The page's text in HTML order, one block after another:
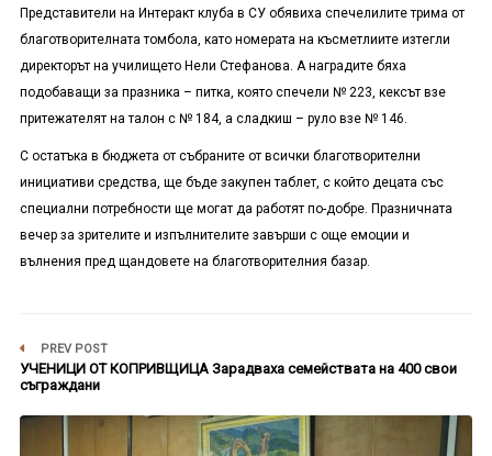
Представители на Интеракт клуба в СУ обявиха спечелилите трима от
благотворителната томбола, като номерата на късметлиите изтегли
директорът на училището Нели Стефанова. А наградите бяха
подобаващи за празника – питка, която спечели № 223, кексът взе
притежателят на талон с № 184, а сладкиш – руло взе № 146.
С остатъка в бюджета от събраните от всички благотворителни
инициативи средства, ще бъде закупен таблет, с който децата със
специални потребности ще могат да работят по-добре. Празничната
вечер за зрителите и изпълнителите завърши с още емоции и
вълнения пред щандовете на благотворителния базар.
PREV POST
УЧЕНИЦИ ОТ КОПРИВЩИЦА Зарадваха семействата на 400 свои
съграждани